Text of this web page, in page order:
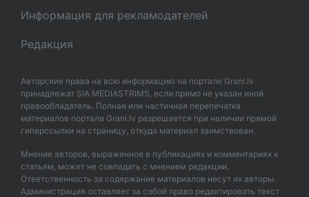
Информация для рекламодателей
Редакция
Авторские права на всю информацию на портале Grani.lv
принадлежат SIA MEDIASTRIMS, если прямо не указан иной
правообладатель. Полная или частичная перепечатка
материалов портала Grani.lv разрешается при наличии прямой
гиперссылки на страницу, откуда материал заимствован.
Мнение авторов, выраженное в публикациях и комментариях к
статьям, может не совпадать с мнением редакции.
Ответственность за содержание материалов несут их авторы.
Администрация оставляет за собой право редактировать текст